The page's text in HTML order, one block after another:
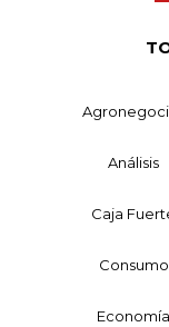
Análisis
Caja
Consumo
Economía